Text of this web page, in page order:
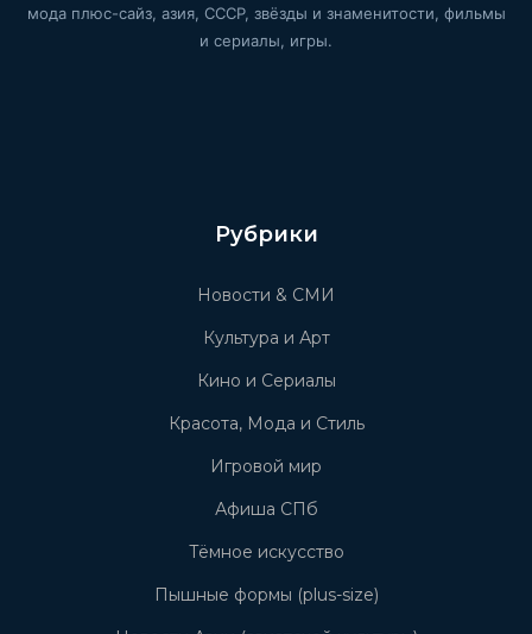
мода плюс-сайз, азия, СССР, звёзды и знаменитости, фильмы
и сериалы, игры.
Рубрики
Новости & СМИ
Культура и Арт
Кино и Сериалы
Красота, Мода и Стиль
Игровой мир
Афиша СПб
Тёмное искусство
Пышные формы (plus-size)